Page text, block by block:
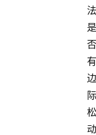
法
是
否
有
边
际
松
动